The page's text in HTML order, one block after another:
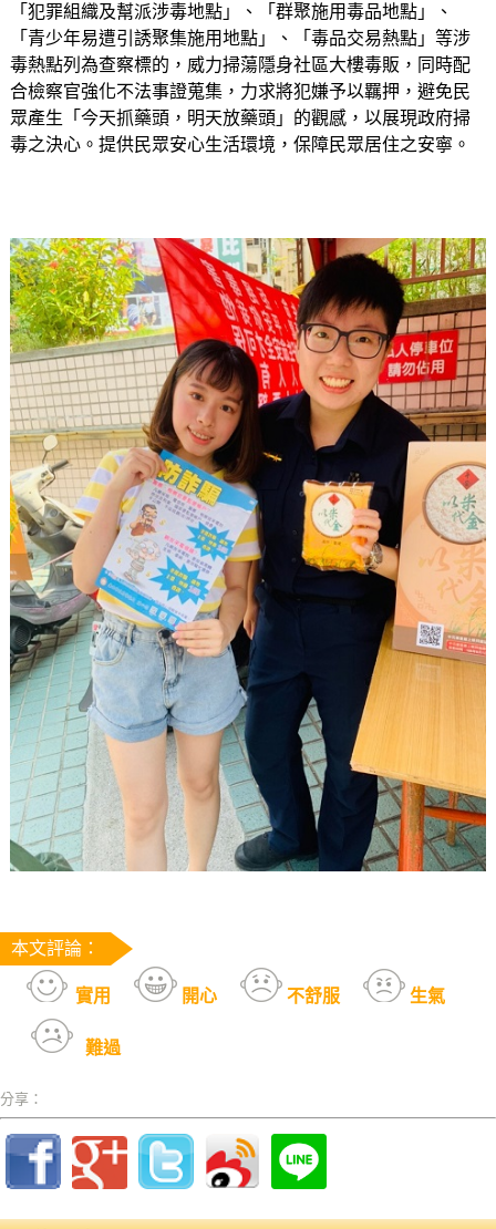
「犯罪組織及幫派涉毒地點」、「群聚施用毒品地點」、
「青少年易遭引誘聚集施用地點」、「毒品交易熱點」等涉
毒熱點列為查察標的，威力掃蕩隱身社區大樓毒販，同時配
合檢察官強化不法事證蒐集，力求將犯嫌予以羈押，避免民
眾產生「今天抓藥頭，明天放藥頭」的觀感，以展現政府掃
毒之決心。提供民眾安心生活環境，保障民眾居住之安寧。
本文評論：
實用 開心 不舒服 生氣
難過
分享：